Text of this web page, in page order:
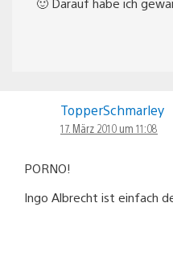
TopperSchmarley
17. März 2010 um 11:08
PORNO!
Ingo Albrecht ist einfach